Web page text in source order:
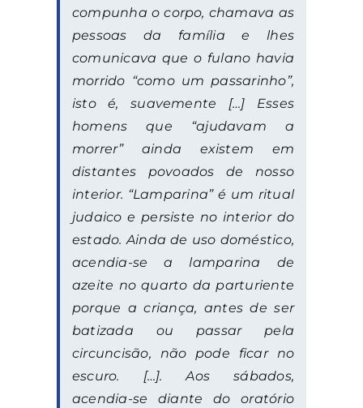
compunha o corpo, chamava as
pessoas da família e lhes
comunicava que o fulano havia
morrido “como um passarinho”,
isto é, suavemente […] Esses
homens que “ajudavam a
morrer” ainda existem em
distantes povoados de nosso
interior. “Lamparina”é um ritual
judaico e persiste no interior do
estado. Ainda de uso doméstico,
acendia-se a lamparina de
azeite no quarto da parturiente
porque a criança, antes de ser
batizada ou passar pela
circuncisão, não pode ficar no
escuro. […]. Aos sábados,
acendia-se diante do oratório